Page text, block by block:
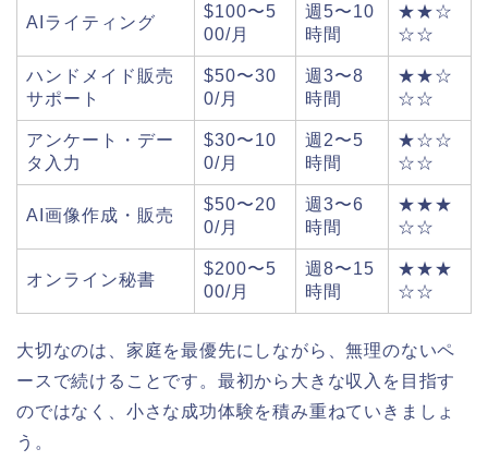
AIライティング
$100〜5
00/月
週5〜10
時間
★★☆
☆☆
ハンドメイド販売
サポート
$50〜30
0/月
週3〜8
時間
★★☆
☆☆
アンケート・デー
タ入力
$30〜10
0/月
週2〜5
時間
★☆☆
☆☆
AI画像作成・販売
$50〜20
0/月
週3〜6
時間
★★★
☆☆
オンライン秘書
$200〜5
00/月
週8〜15
時間
★★★
☆☆
大切なのは、家庭を最優先にしながら、無理のないペ
ースで続けることです。最初から大きな収入を目指す
のではなく、小さな成功体験を積み重ねていきましょ
う。